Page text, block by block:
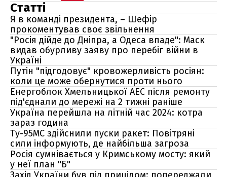
Статті
Я в команді президента, – Шефір
прокоментував своє звільнення
"Росія дійде до Дніпра, а Одеса впаде": Маск
видав обурливу заяву про перебіг війни в
Україні
Путін "підгодовує" кровожерливість росіян:
коли це може обернутися проти нього
Енергоблок Хмельницької АЕС після ремонту
під'єднали до мережі на 2 тижні раніше
Україна перейшла на літній час 2024: котра
зараз година
Ту-95МС здійснили пуски ракет: Повітряні
сили інформують, де найбільша загроза
Росія сумнівається у Кримському мосту: який
у неї план "Б"